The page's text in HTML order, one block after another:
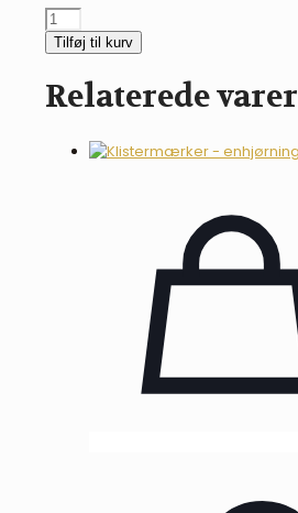
Equipage
hårspænde
-
stjerneskud
antal
Tilføj til kurv
Relaterede varer